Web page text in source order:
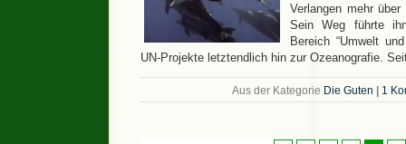
Verlangen mehr
Sein Weg führte
Bereich “Umwelt
UN-Projekte letztendlich hin zur Ozeanografie.
Aus der Kategorie Die Guten 1